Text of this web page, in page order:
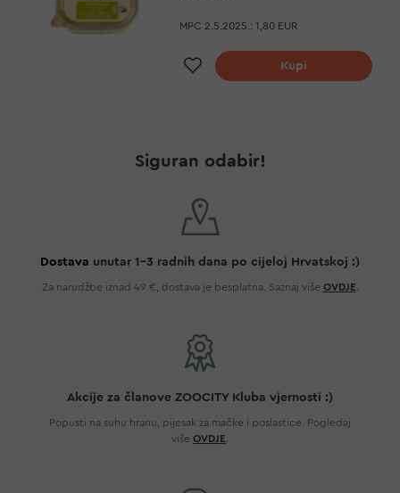
MPC 2.5.2025.: 1,80 EUR
Dodaj na listu želja
Kupi
Siguran odabir!
Dostava unutar 1-3 radnih dana po cijeloj Hrvatskoj :)
Za narudžbe iznad 49 €, dostava je besplatna. Saznaj više OVDJE
Akcije za članove ZOOCITY Kluba vjernosti :)
Popusti na suhu hranu, pijesak za mačke i poslastice. Pogledaj
više OVDJE